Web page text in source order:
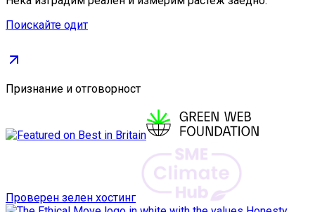
Поискайте одит
Признание и отговорност
Проверен зелен хостинг